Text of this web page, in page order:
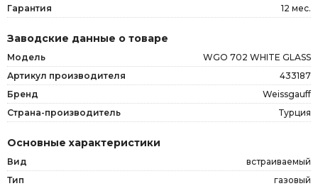
Гарантия 12 мес.
Заводские данные о товаре
Модель
WGO 702 WHITE GLASS
Артикул производителя
433187
Бренд
Weissgauff
Страна-производитель
Турция
Основные характеристики
Вид
встраиваемый
Тип
газовый